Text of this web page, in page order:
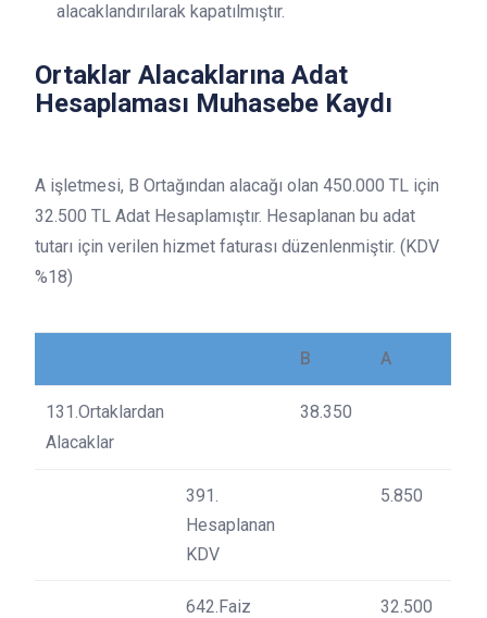
alacaklandırılarak kapatılmıştır.
Ortaklar Alacaklarına Adat
Hesaplaması Muhasebe Kaydı
A işletmesi, B Ortağından alacağı olan 450.000 TL için
32.500 TL Adat Hesaplamıştır. Hesaplanan bu adat
tutarı için verilen hizmet faturası düzenlenmiştir. (KDV
%18)
B A
131.Ortaklardan
Alacaklar
38.350
391.
Hesaplanan
KDV
5.850
642.Faiz
32.500